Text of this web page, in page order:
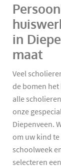
in
maat
Veel
de bomen
alle
onze
Diepenveen.
om uw kind
schoolweek
selecteren